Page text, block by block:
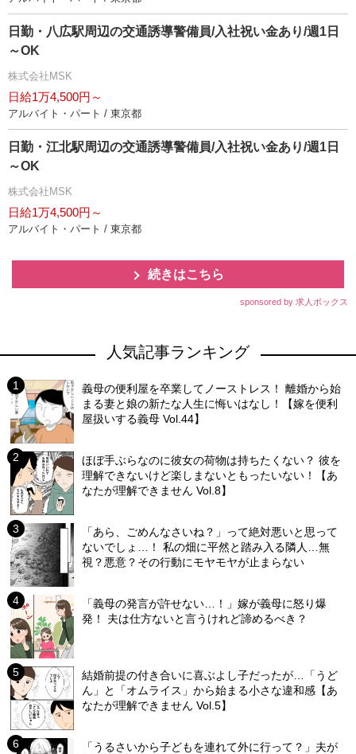
日勤・八広駅周辺の交通誘導警備員/入社祝い金あり/週1日
～OK
株式会社MSK
日給1万4,500円～
アルバイト・パート / 東京都
日勤・江北駅周辺の交通誘導警備員/入社祝い金あり/週1日
～OK
株式会社MSK
日給1万4,500円～
アルバイト・パート / 東京都
続きはこちら
sponsored by 求人ボックス
人気記事ランキング
義母の便利屋を卒業してノーストレス！ 離婚から始
まる妻と娘の新たな人生に悔いはなし！【嫁を便利
屋扱いする義母 Vol.44】
ほぼ手ぶらなのに彼女の荷物は持ちたくない？ 彼を
理解できないけど楽しまないともったいない！【あ
なたが理解できません Vol.8】
「あら、ごめんなさいね？」って絶対悪いと思って
ないでしょ…！ 私の畑に平然と踏み入る隣人…無
視？悪意？その行動にモヤモヤが止まらない
「義母の発言が許せない…！」嫁が義母に怒り爆
発！ 夫は仕方ないと言うけれど諦めるべき？
結婚前提の付き合いに喜ぶよし子だったが…「うど
ん」と「オムライス」から始まる小さな違和感【あ
なたが理解できません Vol.5】
「うるさいから子どもを連れて外に行って？」夫が